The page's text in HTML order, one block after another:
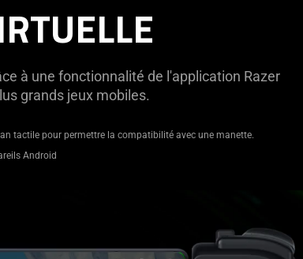
à une fonctionnalité de l'application Razer
grands jeux mobiles.
tactile pour permettre la compatibilité avec une manette.
Android